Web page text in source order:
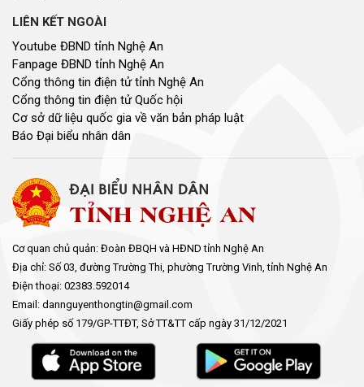
LIÊN KẾT NGOÀI
Youtube ĐBND tỉnh Nghệ An
Fanpage ĐBND tỉnh Nghệ An
Cổng thông tin điện tử tỉnh Nghệ An
Cổng thông tin điện tử Quốc hội
Cơ sở dữ liệu quốc gia về văn bản pháp luật
Báo Đại biểu nhân dân
Cơ quan chủ quản: Đoàn ĐBQH và HĐND tỉnh Nghệ An
Địa chỉ: Số 03, đường Trường Thi, phường Trường Vinh, tỉnh Nghệ An
Điện thoại: 02383.592014
Email: dannguyenthongtin@gmail.com
Giấy phép số 179/GP-TTĐT, Sở TT&TT cấp ngày 31/12/2021